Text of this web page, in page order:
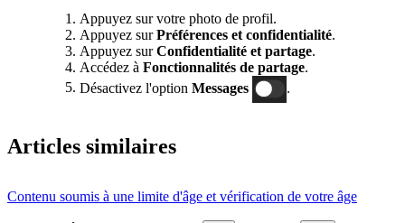
Appuyez sur votre photo de profil.
Appuyez surPréférences et confidentialité.
Appuyez surConfidentialité et partage.
Accédez à Fonctionnalités de partage.
Désactivez l'option Messages
Articles similaires
Contenu soumis à une limite d'âge et vérification de votre âge